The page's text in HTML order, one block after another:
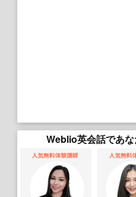
Weblio英会話であな